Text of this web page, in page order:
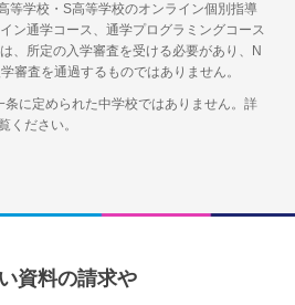
等学校・S高等学校のオンライン個別指導
ン通学コース、通学プログラミングコース
、所定の入学審査を受ける必要があり、N
審査を通過するものではありません。
に定められた中学校ではありません。詳
ください。
資料の請求や